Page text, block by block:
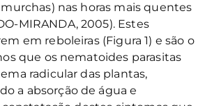
nas horas mais quentes
MIRANDA, 2005). Estes
em reboleiras (Figura 1) e são o
que os nematoides parasitas
radicular das plantas,
a absorção de água e